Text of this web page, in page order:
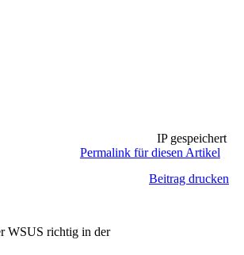
IP gespeichert
Permalink für diesen Artikel
Beitrag drucken
WSUS richtig in der